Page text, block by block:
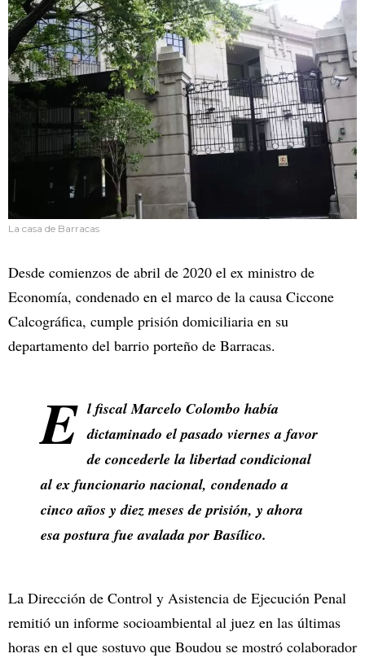
La casa de Barracas
Desde comienzos de abril de 2020 el ex ministro de
Economía, condenado en el marco de la causa Ciccone
Calcográfica, cumple prisión domiciliaria en su
departamento del barrio porteño de Barracas.
E l fiscal Marcelo Colombo había
dictaminado el pasado viernes a favor
de concederle la libertad condicional
al ex funcionario nacional, condenado a
cinco años y diez meses de prisión, y ahora
esa postura fue avalada por Basílico.
La Dirección de Control y Asistencia de Ejecución Penal
remitió un informe socioambiental al juez en las últimas
horas en el que sostuvo que Boudou se mostró colaborador